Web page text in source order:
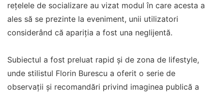
rețelele de socializare au vizat modul în care acesta a
ales să se prezinte la eveniment, unii utilizatori
considerând că apariția a fost una neglijentă.
Subiectul a fost preluat rapid și de zona de lifestyle,
unde stilistul Florin Burescu a oferit o serie de
observații și recomandări privind imaginea publică a